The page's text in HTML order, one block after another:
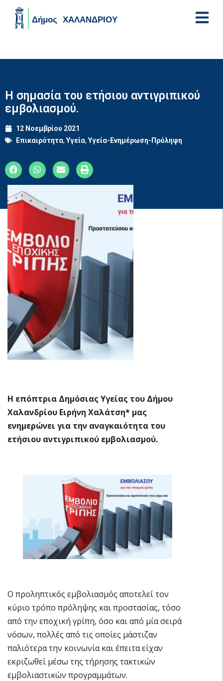
Η σημασία του ετήσιου αντιγριπικού
εμβολιασμού.
12 Νοεμβρίου 2021
Επικαιρότητα, Υγεία, Υγεία-Ενημέρωση-Πρόληψη
Η επόπτρια Δημόσιας Υγείας του Δήμου
Χαλανδρίου Ειρήνη Χαλάτση* μας
ενημερώνει για την αναγκαιότητα του
ετήσιου αντιγριπικού εμβολιασμού.
Ο προληπτικός εμβολιασμός αποτελεί τον
κύριο τρόπο πρόληψης και προστασίας, τόσο
από την εποχική γρίπη, όσο και από μία σειρά
νόσων, πολλές από τις οποίες μάστιζαν
παλιότερα την κοινωνία και έπειτα είχαν
εκριζωθεί μέσω της τήρησης τακτικών
εμβολιαστικών προγραμμάτων.